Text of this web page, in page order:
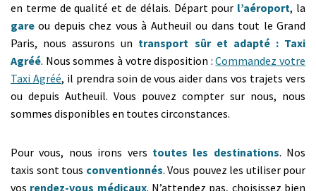
en terme de qualité et de délais. Départ pour l’aéroport, la
gare ou depuis chez vous à Autheuil ou dans tout le Grand
Paris, nous assurons un transport sûr et adapté : Taxi
Agréé. Nous sommes à votre disposition :Commandez votre
Taxi Agréé, il prendra soin de vous aider dans vos trajets vers
ou depuis Autheuil. Vous pouvez compter sur nous, nous
sommes disponibles en toutes circonstances.
Pour vous, nous irons vers toutes les destinations. Nos
taxis sont tous conventionnés. Vous pouvez les utiliser pour
vos rendez-vous médicaux. N’attendez pas, choisissez bien